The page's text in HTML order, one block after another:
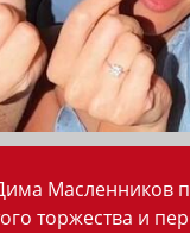
Масленников
торжества и